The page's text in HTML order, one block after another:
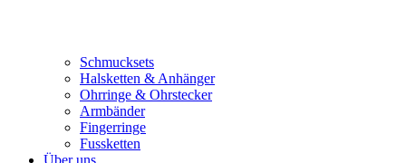
Schmucksets
Halsketten & Anhänger
Ohrringe & Ohrstecker
Armbänder
Fingerringe
Fussketten